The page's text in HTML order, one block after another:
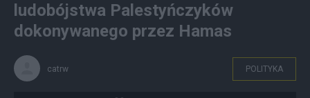
ludobójstwa Palestyńczyków
dokonywanego przez Hamas
catrw POLITYKA